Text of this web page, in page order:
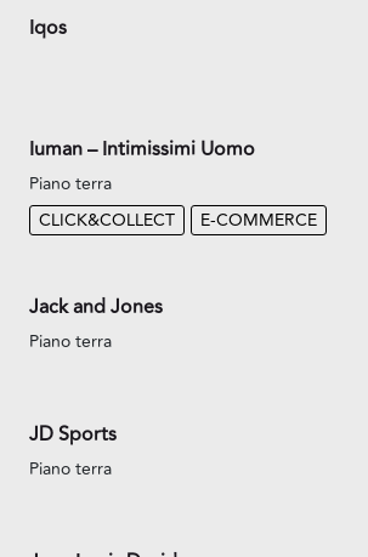
Iqos
Iuman – Intimissimi Uomo
Piano terra
CLICK&COLLECT
E-COMMERCE
Jack and Jones
Piano terra
JD Sports
Piano terra